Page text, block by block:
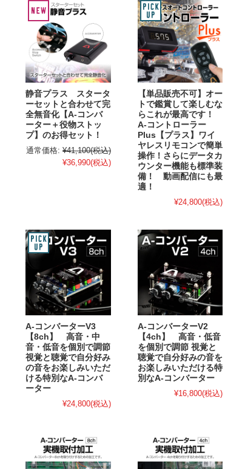
静音プラス スタータ
ーセットと合わせて完
全無音化【A-コンバ
ーター＋役物ストッ
プ】のお得セット！
通常価格: ¥41,100(税込)
¥36,990(税込)
【単品販売不可】オー
トで鑑賞して楽しむな
らこれが最高です！
A-コントローラー
Plus【プラス】ワイ
ヤレスリモコンで簡単
操作！さらにデータカ
ウンター機能も標準装
備！ 動画配信にも最
適！
¥24,800(税込)
A-コンバーターV3
【8ch】 高音・中
音・低音を個別で調節
視覚と聴覚で自分好み
の音をお楽しみいただ
ける特別なA-コンバ
ーター
¥24,800(税込)
A-コンバーターV2
【4ch】 高音・低音
を個別で調節 視覚と
聴覚で自分好みの音を
お楽しみいただける特
別なA-コンバーター
¥16,800(税込)